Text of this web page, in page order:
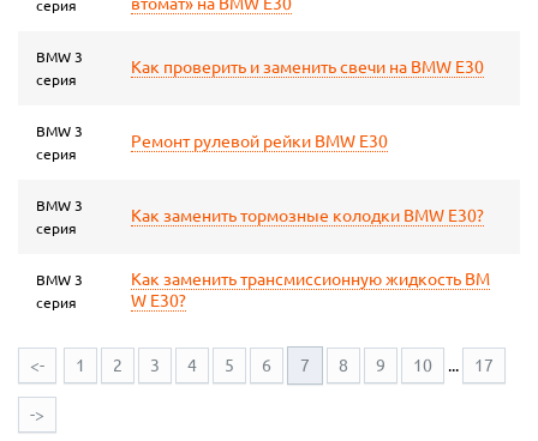
серия
BMW 3
серия
Как проверить и заменить свечи на BMW E30
BMW 3
серия
Ремонт рулевой рейки BMW E30
BMW 3
серия
Как заменить тормозные колодки BMW E30?
BMW 3
серия
Как заменить трансмиссионную жидкость BM
W E30?
<- 1 2 3 4 5 6 7 8 9 10 ... 17
->